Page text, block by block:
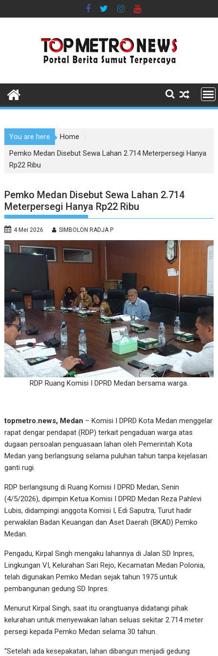
to
You are here
Home
Pemko Medan Disebut Sewa Lahan 2.714 Meterpersegi Hanya
Rp22 Ribu
Pemko Medan Disebut Sewa Lahan 2.714
Meterpersegi Hanya Rp22 Ribu
4 Mei 2026 SIMBOLON RADJA P
RDP Ruang Komisi I DPRD Medan bersama warga.
topmetro.news, Medan – Komisi I DPRD Kota Medan menggelar
rapat dengar pendapat (RDP) terkait pengaduan warga atas
dugaan persoalan penguasaan lahan oleh Pemerintah Kota
Medan yang berlangsung selama puluhan tahun tanpa kejelasan
ganti rugi.
RDP berlangsung di Ruang Komisi I DPRD Medan, Senin
(4/5/2026), dipimpin Ketua Komisi I DPRD Medan Reza Pahlevi
Lubis, didampingi anggota Komisi I, Edi Saputra, Turut hadir
perwakilan Badan Keuangan dan Aset Daerah (BKAD) Pemko
Medan.
Pengadu, Kirpal Singh mengaku lahannya di Jalan SD Inpres,
Lingkungan VI, Kelurahan Sari Rejo, Kecamatan Medan Polonia,
telah digunakan Pemko Medan sejak tahun 1975 untuk
pembangunan gedung SD Inpres.
Menurut Kirpal Singh, saat itu orangtuanya didatangi pihak
kelurahan untuk menyewakan lahan seluas sekitar 2.714 meter
persegi kepada Pemko Medan selama 30 tahun.
“Setelah ada kesepakatan, lahan dibangun menjadi gedung